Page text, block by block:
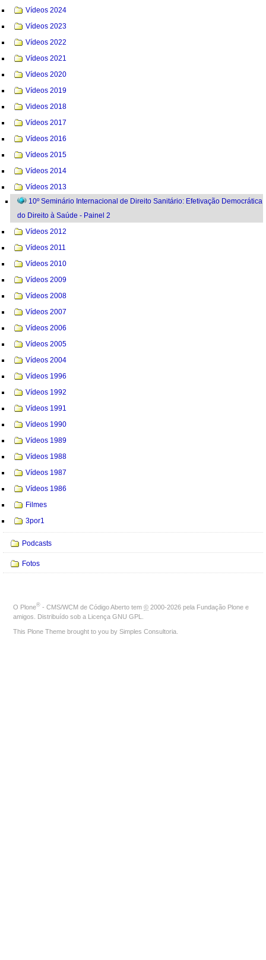
Vídeos 2024
Vídeos 2023
Vídeos 2022
Vídeos 2021
Vídeos 2020
Vídeos 2019
Videos 2018
Vídeos 2017
Vídeos 2016
Vídeos 2015
Vídeos 2014
Vídeos 2013
10º Seminário Internacional de Direito Sanitário: Efetivação Democrática
do Direito à Saúde - Painel 2
Vídeos 2012
Vídeos 2011
Vídeos 2010
Vídeos 2009
Vídeos 2008
Vídeos 2007
Vídeos 2006
Vídeos 2005
Vídeos 2004
Vídeos 1996
Vídeos 1992
Vídeos 1991
Vídeos 1990
Vídeos 1989
Vídeos 1988
Vídeos 1987
Vídeos 1986
Filmes
3por1
Podcasts
Fotos
O Plone® - CMS/WCM de Código Aberto tem © 2000-2026 pela Fundação Plone e
amigos. Distribuído sob a Licença GNU GPL
This Plone Theme brought to you by Simples Consultoria